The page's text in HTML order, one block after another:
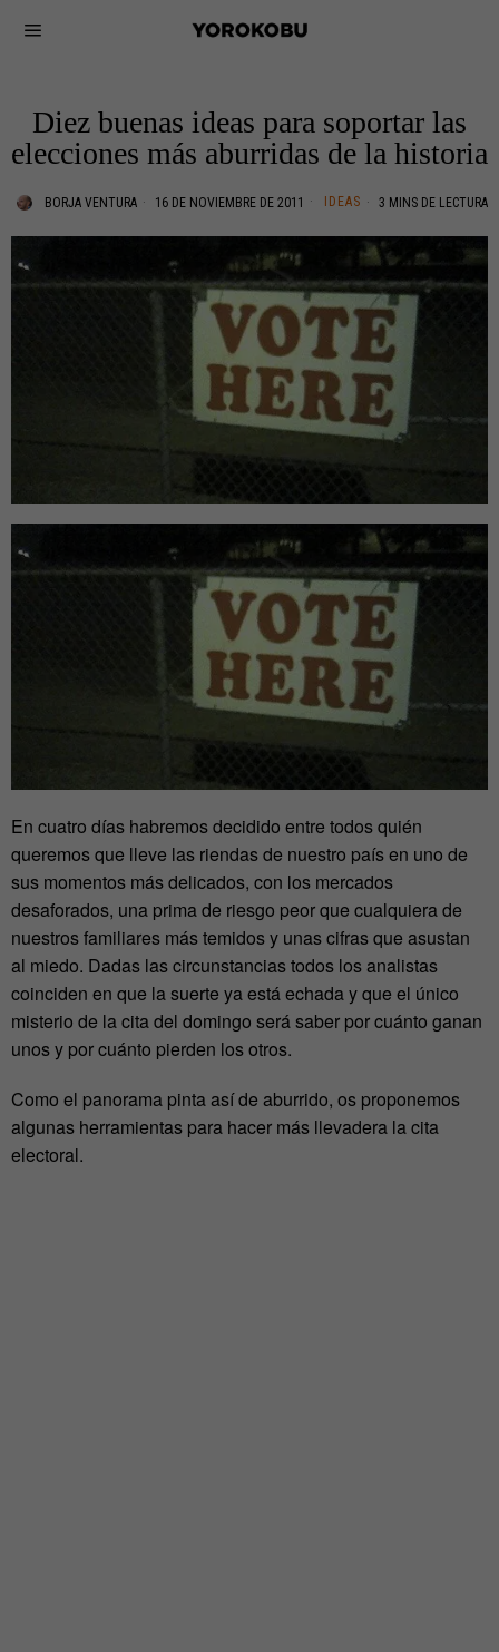
Diez buenas ideas para soportar las
elecciones más aburridas de la historia
BORJA VENTURA 16 DE NOVIEMBRE DE 2011 IDEAS 3 MINS DE LECTURA
En cuatro días habremos decidido entre todos quién
queremos que lleve las riendas de nuestro país en uno de
sus momentos más delicados, con los mercados
desaforados, una prima de riesgo peor que cualquiera de
nuestros familiares más temidos y unas cifras que asustan
al miedo. Dadas las circunstancias todos los analistas
coinciden en que la suerte ya está echada y que el único
misterio de la cita del domingo será saber por cuánto ganan
unos y por cuánto pierden los otros.
Como el panorama pinta así de aburrido, os proponemos
algunas herramientas para hacer más llevadera la cita
electoral.